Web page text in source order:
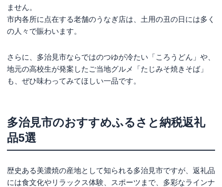
ません。
市内各所に点在する老舗のうなぎ店は、土用の丑の日には多く
の人々で賑わいます。
さらに、多治見市ならではのつゆが冷たい「ころうどん」や、
地元の高校生が発案したご当地グルメ「たじみそ焼きそば」
も、ぜひ味わってみてほしい一品です。
多治見市のおすすめふるさと納税返礼
品5選
歴史ある美濃焼の産地として知られる多治見市ですが、返礼品
には食文化やリラックス体験、スポーツまで、多彩なラインナ